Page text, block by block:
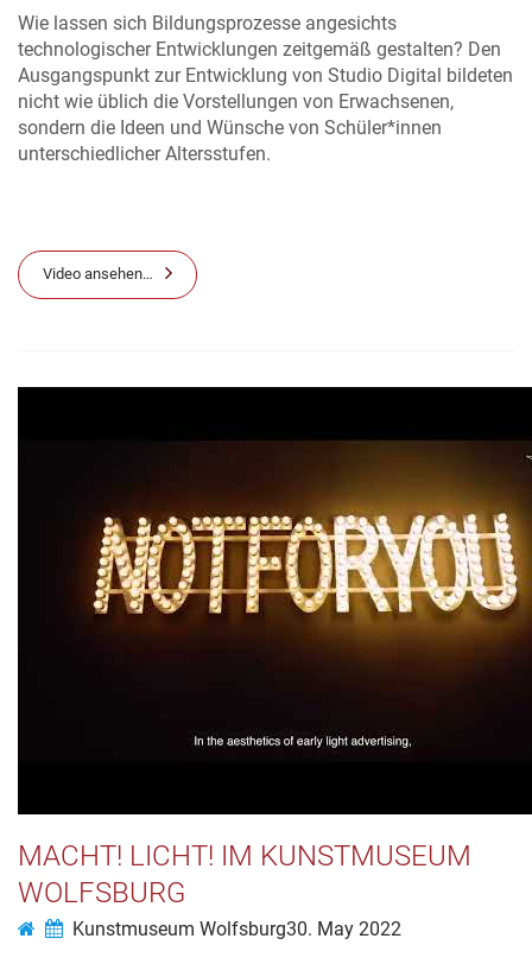
Wie lassen sich Bildungsprozesse angesichts
technologischer Entwicklungen zeitgemäß gestalten? Den
Ausgangspunkt zur Entwicklung von Studio Digital bildeten
nicht wie üblich die Vorstellungen von Erwachsenen,
sondern die Ideen und Wünsche von Schüler*innen
unterschiedlicher Altersstufen.
Video ansehen…
MACHT! LICHT! IM KUNSTMUSEUM
WOLFSBURG
Kunstmuseum Wolfsburg30. May 2022